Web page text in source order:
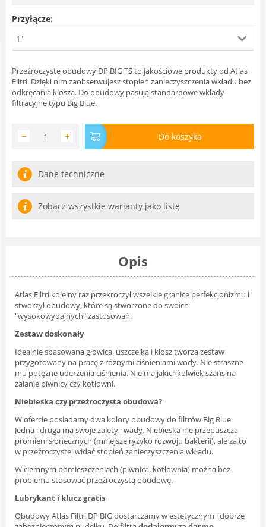
Przyłącze:
1"
Przeźroczyste obudowy DP BIG TS to jakościowe produkty od Atlas
Filtri. Dzięki nim zaobserwujesz stopień zanieczyszczenia wkładu bez
odkręcania klosza. Do obudowy pasują standardowe wkłady
filtracyjne typu Big Blue.
+
− Do koszyka
Dane techniczne
Zobacz wszystkie warianty jako listę
Opis
Atlas Filtri kolejny raz przekroczył wszelkie granice perfekcjonizmu i
stworzył obudowy, które są stworzone do swoich
"wysokowydajnych" zastosowań.
Zestaw doskonały
Idealnie spasowana głowica, uszczelka i klosz tworzą zestaw
przygotowany na pracę z różnymi ciśnieniami wody. Nie straszne
mu potężne uderzenia ciśnienia. Nie ma jakichkolwiek szans na
zalanie piwnicy czy kotłowni.
Niebieska czy przeźroczysta obudowa?
W ofercie posiadamy dwa kolory obudowy do filtrów Big Blue.
Jedna i druga ma swoje zalety i wady. Niebieska nie przepuszcza
promieni słonecznych (mniejsze ryzyko rozwoju bakterii), ale za to
w przeźroczystej widać stopień zanieczyszczenia wkładu.
W ciemnym pomieszczeniach (piwnica, kotłownia) można bez
problemu stosować przeźroczystą obudowę.
Lubrykant i klucz gratis
Obudowy Atlas Filtri DP BIG dostarczamy w estetycznym i dobrze